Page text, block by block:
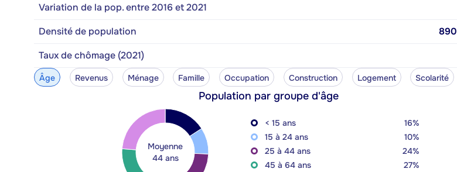
Variation de la pop. entre 2016 et 2021
Densité de population
890
Taux de chômage (2021)
Âge Revenus Ménage Famille Occupation Construction Logement Scolarité
Population par groupe d'âge
Moyenne
44 ans
< 15 ans
16%
15 à 24 ans
10%
25 à 44 ans
24%
45 à 64 ans
27%